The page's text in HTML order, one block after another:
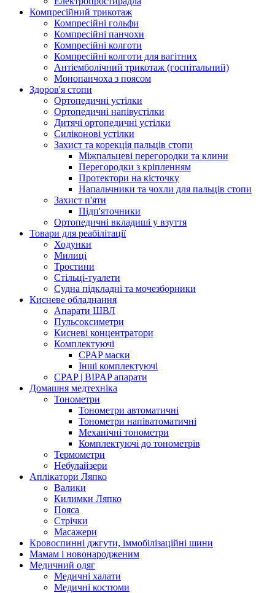
Компресійний трикотаж
Компресійні гольфи
Компресійні панчохи
Компресійні колготи
Компресійні колготи для вагітних
Антіемболічний трикотаж (госпітальний)
Монопанчоха з поясом
Здоров'я стопи
Ортопедичні устілки
Ортопедичні напівустілки
Дитячі ортопедичні устілки
Силіконові устілки
Захист та корекція пальців стопи
Міжпальцеві перегородки та клини
Перегородки з кріпленням
Протектори на кісточку
Напальчники та чохли для пальців стопи
Захист п'яти
Підп'яточники
Ортопедичні вкладиші у взуття
Товари для реабілітації
Ходунки
Милиці
Тростини
Стільці-туалети
Судна підкладні та мочезборники
Кисневе обладнання
Апарати ШВЛ
Пульсоксиметри
Кисневі концентратори
Комплектуючі
CPAP маски
Інші комплектуючі
CPAP | BIPAP апарати
Домашня медтехніка
Тонометри
Тонометри автоматичні
Тонометри напіватоматичні
Механічні тонометри
Комплектуючі до тонометрів
Термометри
Небулайзери
Аплікатори Ляпко
Валики
Килимки Ляпко
Пояса
Стрічки
Масажери
Кровоспинні джгути, іммобілізаційні шини
Мамам і новонародженим
Медичний одяг
Медичні халати
Медичні костюми